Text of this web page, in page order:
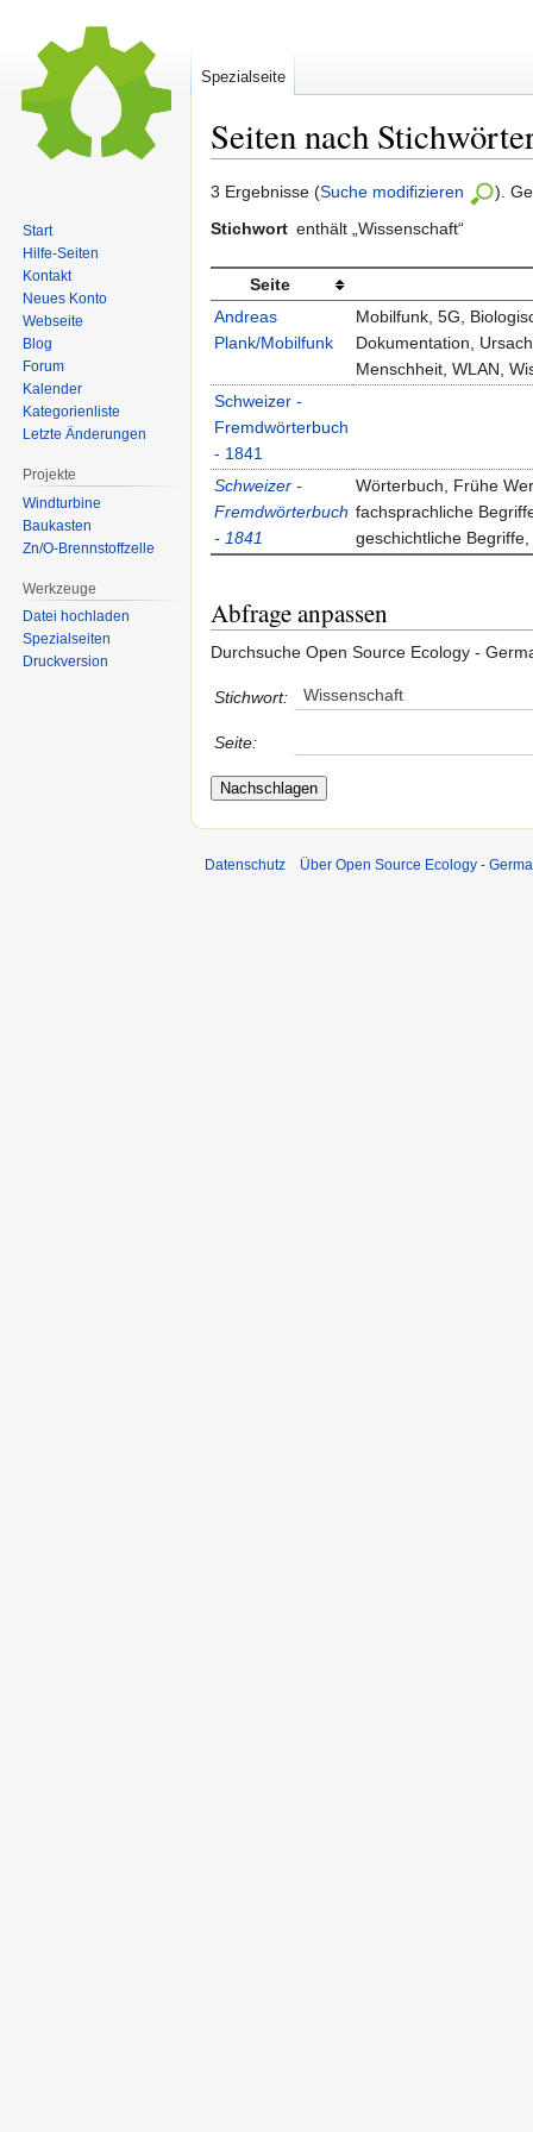
Seiten nach
Zur
Zur
3 Ergebnisse (Suche modifizieren
).
Stichwort enthält „Wissenschaft“
Seite
Andreas
Plank/Mobilfunk
Mobilfunk, 5G,
Dokumentation,
Menschheit, WLAN,
Schweizer -
Fremdwörterbuch
- 1841
Schweizer -
Fremdwörterbuch
- 1841
Wörterbuch, Frühe
fachsprachliche
geschichtliche
Abfrage anpassen
Durchsuche Open Source Ecology -
Stichwort: Wissenschaft
Seite:
Spezialseite
Start
Hilfe-Seiten
Kontakt
Neues Konto
Webseite
Blog
Forum
Kalender
Kategorienliste
Letzte Änderungen
Projekte
Windturbine
Baukasten
Zn/O-Brennstoffzelle
Werkzeuge
Datei hochladen
Spezialseiten
Druckversion
Datenschutz Über Open Source Ecology -